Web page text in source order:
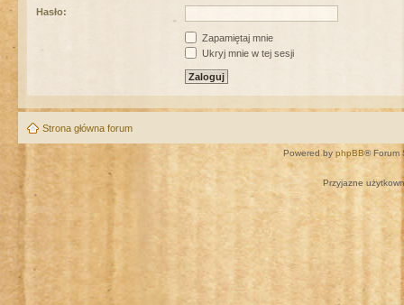
Hasło:
Zapamiętaj mnie
Ukryj mnie w tej sesji
Strona główna forum
Powered by phpBB® Forum
Przyjazne